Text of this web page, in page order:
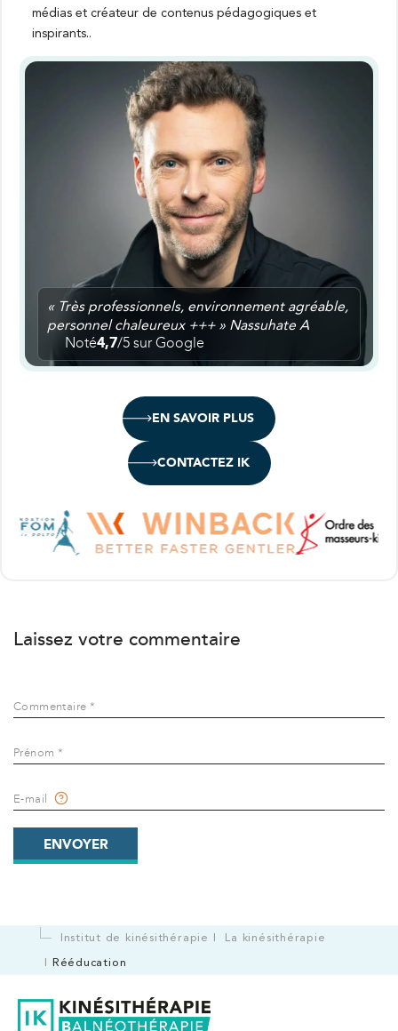
EN SAVOIR PLUS
CONTACTEZ IK
médias et créateur de contenus pédagogiques et
inspirants..
« Très professionnels, environnement agréable,
personnel chaleureux +++ » Nassuhate A
Noté4,7/5 sur Google
Laissez votre commentaire
Commentaire *
Prénom *
E-mail
ENVOYER
Institut de kinésithérapie
La kinésithérapie
Rééducation